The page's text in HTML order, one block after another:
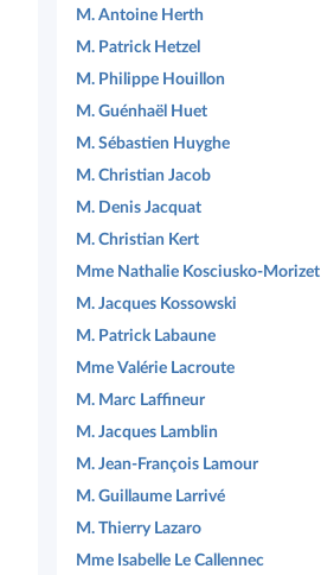
M. Antoine Herth
M. Patrick Hetzel
M. Philippe Houillon
M. Guénhaël Huet
M. Sébastien Huyghe
M. Christian Jacob
M. Denis Jacquat
M. Christian Kert
Mme Nathalie Kosciusko-Morizet
M. Jacques Kossowski
M. Patrick Labaune
Mme Valérie Lacroute
M. Marc Laffineur
M. Jacques Lamblin
M. Jean-François Lamour
M. Guillaume Larrivé
M. Thierry Lazaro
Mme Isabelle Le Callennec